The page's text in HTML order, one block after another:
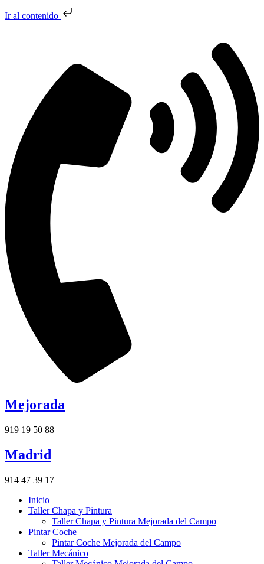
Ir al contenido
Mejorada
919 19 50 88
Madrid
914 47 39 17
Inicio
Taller Chapa y Pintura
Taller Chapa y Pintura Mejorada del Campo
Pintar Coche
Pintar Coche Mejorada del Campo
Taller Mecánico